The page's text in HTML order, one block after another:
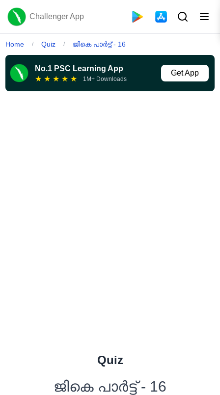
Challenger App
Home / Quiz / ജികെ പാർട്ട്‌ - 16
No.1 PSC Learning App
★ ★ ★ ★ ★ 1M+ Downloads
Get App
Quiz
ജികെ പാർട്ട്‌ - 16